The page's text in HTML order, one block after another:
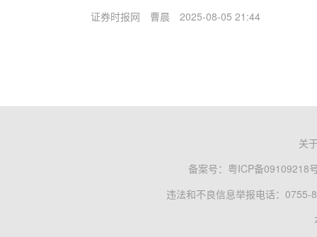
证券时报网 曹晨 2025-08-05 21:44
关
备案号： 粤ICP备09109218
违法和不良信息举报电话：0755-